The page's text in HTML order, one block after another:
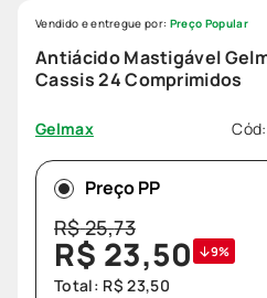
Antiácido Mastigável
Cassis 24 Comprimidos
Gelmax Cód:
Vendido e entregue por: Preço Popular
Preço PP
R$25,73
R$ 23,50 9%
Total: R$ 23,50